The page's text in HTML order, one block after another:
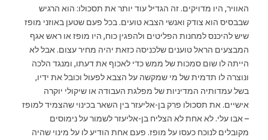
האוויר, היו מדויקים. זה הגדיל עוד יותר את תסכולו: הוא הרגיש
שבבסיס הוא צודק ואנשי הצבא טועים. בכל פעם שטען באוזני מופז
שיש להיכנס למחנות הפליטים ולהפגין כוח, היו מופז או ראש אגף
המבצעים הראל טוענים שלכניסה כזאת יהיה מחיר עצום. אבל לא
הייתה לו שום סמכות של ממש כדי לאכוף את דעתו, ומנגד הלכה
ונוצרה לו תדמית של מי שמקשה על הצבא לפעול וכובל את ידיו,
בשל עמדותיה המדיניות של מפלגת העבודה או שיקולי יוקרה
אישיים. את תסכולו פרק בן-אליעזר בין השאר בכינוי שהצמיד למופז
– אבו עלי. לא אחת לא הצליח בן-אליעזר לשמור על נימוסים
מקובלים לנוכח כעסו על מופז. פעם אחת הודיע לו על מינוי שהיה